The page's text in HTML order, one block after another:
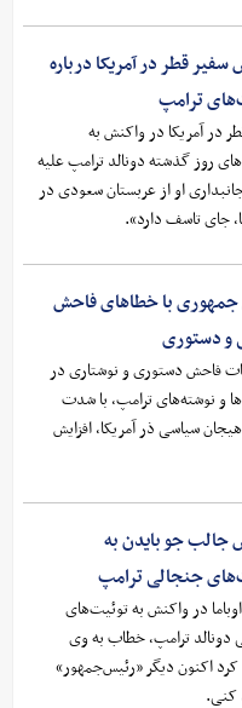
قطر در آمریکا درباره
ترامپ
در آمریکا در واکنش به
روز گذشته دونالد ترامپ علیه
او از عربستان سعودی در
جای تاسف دارد».
با خطاهای فاحش
و دستوری
فاحش دستوری و نوشتاری در
و نوشته‌های ترامپ، با شدت
سیاسی ذر آمریکا، افزایش
جالب جو بایدن به
جنجالی ترامپ
در واکنش به توئیت‌های
دونالد ترامپ، خطاب به وی
اکنون دیگر «رئیس‌جمهور»
کنی.